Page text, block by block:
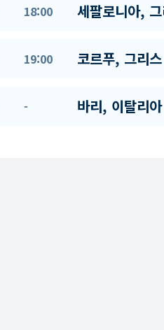
18:00 세팔로니아,
19:00 코르푸, 그리스
- 바리, 이탈리아